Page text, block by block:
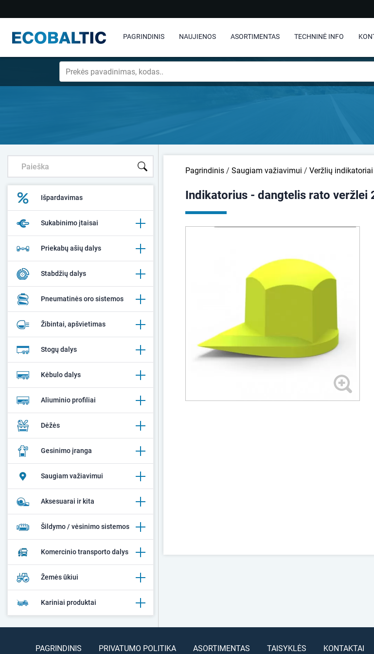
PAGRINDINIS NAUJIENOS ASORTIMENTAS TECHNINĖ INFO
Išpardavimas
Sukabinimo įtaisai
Priekabų ašių dalys
Stabdžių dalys
Pneumatinės oro sistemos
Žibintai, apšvietimas
Stogų dalys
Kėbulo dalys
Aliuminio profiliai
Dėžės
Gesinimo įranga
Saugiam važiavimui
Aksesuarai ir kita
Šildymo / vėsinimo sistemos
Komercinio transporto dalys
Žemės ūkiui
Kariniai produktai
Pagrindinis / Saugiam važiavimui / Veržlių indikatoriai
Indikatorius - dangtelis rato veržlei
PAGRINDINIS PRIVATUMO POLITIKA ASORTIMENTAS TAISYKLĖS KONTAKTAI